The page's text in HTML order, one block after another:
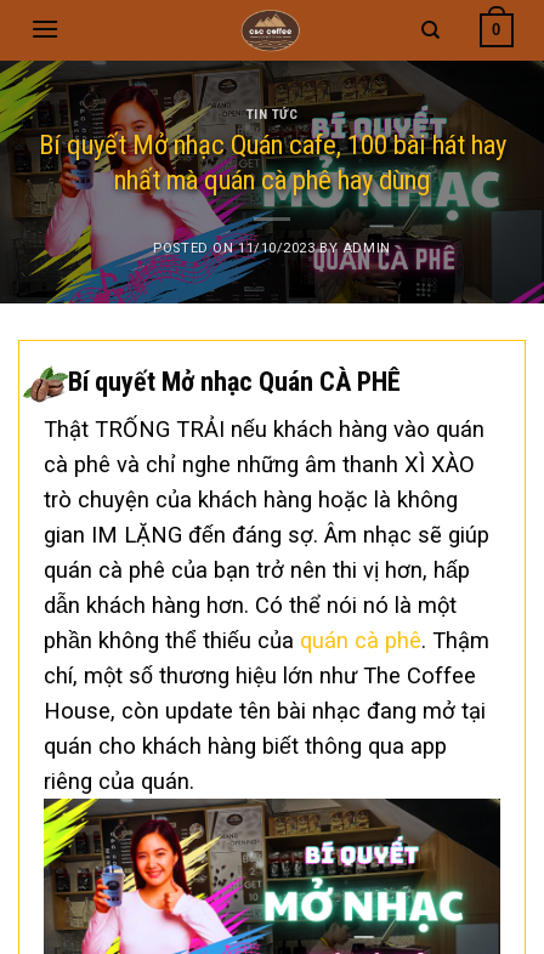
content
0
TIN TỨC
Bí quyết Mở nhạc Quán cafe, 100 bài hát hay
nhất mà quán cà phê hay dùng
POSTED ON11/10/2023BY ADMIN
Bí quyết Mở nhạc Quán CÀ PHÊ
Thật TRỐNG TRẢI nếu khách hàng vào quán
cà phê và chỉ nghe những âm thanh XÌ XÀO
trò chuyện của khách hàng hoặc là không
gian IM LẶNG đến đáng sợ. Âm nhạc sẽ giúp
quán cà phê của bạn trở nên thi vị hơn, hấp
dẫn khách hàng hơn. Có thể nói nó là một
phần không thể thiếu của quán cà phê. Thậm
chí, một số thương hiệu lớn như The Coffee
House, còn update tên bài nhạc đang mở tại
quán cho khách hàng biết thông qua app
riêng của quán.